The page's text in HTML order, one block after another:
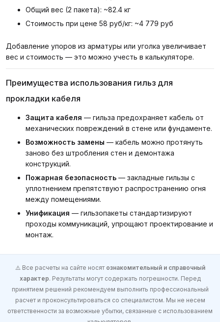
Общий вес (2 пакета): ~82.4 кг
Стоимость при цене 58 руб/кг: ~4 779 руб
Добавление упоров из арматуры или уголка увеличивает
вес и стоимость — это можно учесть в калькуляторе.
Преимущества использования гильз для
прокладки кабеля
Защита кабеля — гильза предохраняет кабель от
механических повреждений в стене или фундаменте.
Возможность замены — кабель можно протянуть
заново без штробления стен и демонтажа
конструкций.
Пожарная безопасность — закладные гильзы с
уплотнением препятствуют распространению огня
между помещениями.
Унификация — гильзопакеты стандартизируют
проходы коммуникаций, упрощают проектирование и
монтаж.
⚠️ Все расчеты на сайте носят ознакомительный и справочный
характер. Результаты могут содержать погрешности. Перед
принятием решений рекомендуем выполнить профессиональный
расчет и проконсультироваться со специалистом. Мы не несем
ответственности за возможные убытки, связанные с использованием